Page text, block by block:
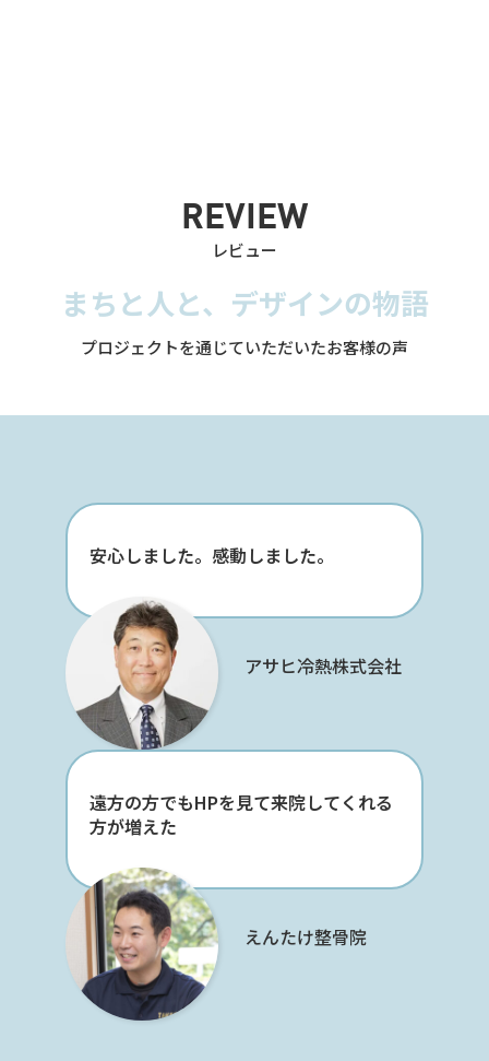
REVIEW
レビュー
まちと人と、デザインの物語
プロジェクトを通じていただいたお客様の声
安心しました。感動しました。
アサヒ冷熱株式会社
遠方の方でもHPを見て来院してくれる
方が増えた
えんたけ整骨院